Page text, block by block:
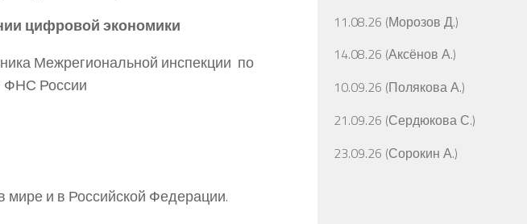
цифровой экономики
Межрегиональной инспекции по
ФНС России
мире и в Российской Федерации.
11.08.26 (Морозов Д.)
14.08.26 (Аксёнов А.)
10.09.26 (Полякова А.)
21.09.26 (Сердюкова С.)
23.09.26 (Сорокин А.)